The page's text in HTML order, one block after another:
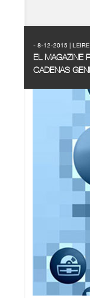
- 8-12-2015 |
EL MAGAZINE
CADENAS